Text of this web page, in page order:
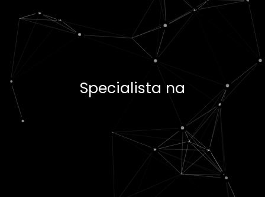
Specialista na